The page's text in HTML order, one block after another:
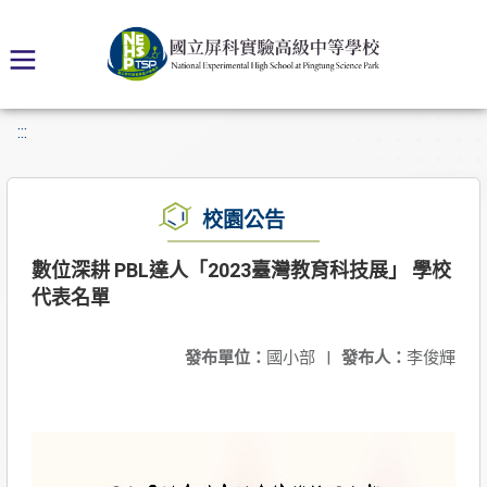
:::
校園公告
數位深耕 PBL達人「2023臺灣教育科技展」 學校
代表名單
發布人： 李俊輝
發布單位： 國小部 |